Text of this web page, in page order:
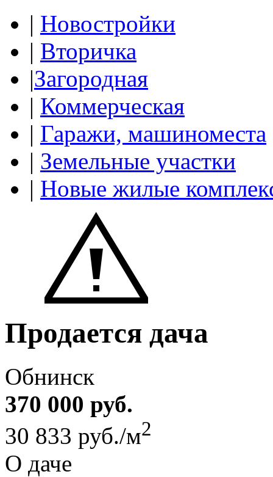
| Новостройки
| Вторичка
|Загородная
| Коммерческая
| Гаражи, машиноместа
| Земельные участки
| Новые жилые
Продается дача
Обнинск
370 000 руб.
30 833 руб./м2
О даче